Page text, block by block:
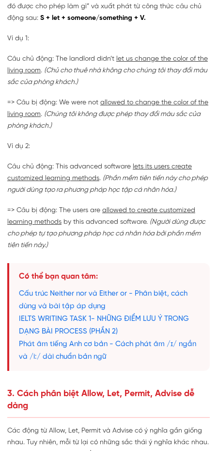
đó được cho phép làm gì” và xuất phát từ công thức câu chủ
động sau: S + let + someone/something + V.
Ví dụ 1:
Câu chủ động: The landlord didn’t let us change the color of the
living room. (Chủ cho thuê nhà không cho chúng tôi thay đổi màu
sắc của phòng khách.)
=> Câu bị động: We were not allowed to change the color of the
living room. (Chúng tôi không được phép thay đổi màu sắc của
phòng khách.)
Ví dụ 2:
Câu chủ động: This advanced software lets its users create
customized learning methods. (Phần mềm tiên tiến này cho phép
người dùng tạo ra phương pháp học tập cá nhân hóa.)
=> Câu bị động: The users are allowed to create customized
learning methods by this advanced software. (Người dùng được
cho phép tự tạo phương pháp học cá nhân hóa bởi phần mềm
tiên tiến này.)
Có thể bạn quan tâm:
Cấu trúc Neither nor và Either or - Phân biệt, cách
dùng và bài tập áp dụng
IELTS WRITING TASK 1- NHỮNG ĐIỂM LƯU Ý TRONG
DẠNG BÀI PROCESS (PHẦN 2)
Phát âm tiếng Anh cơ bản - Cách phát âm /ɪ/ ngắn
và /i:/ dài chuẩn bản ngữ
3. Cách phân biệt Allow, Let, Permit, Advise dễ
dàng
Các động từ Allow, Let, Permit và Advise có ý nghĩa gần giống
nhau. Tuy nhiên, mỗi từ lại có những sắc thái ý nghĩa khác nhau.